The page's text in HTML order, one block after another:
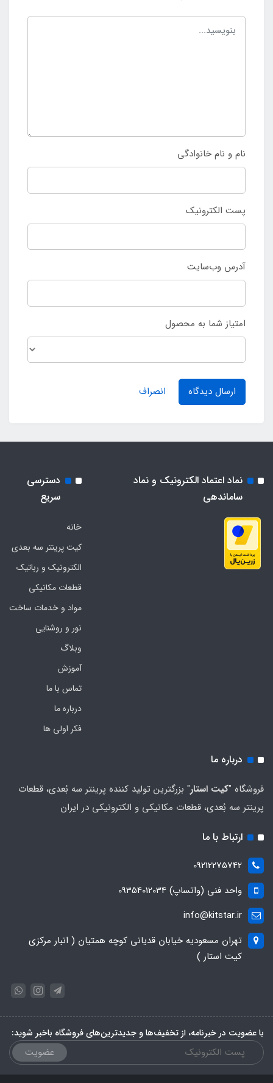
نام و نام خانوادگی
پست الکترونیک
آدرس وب‌سایت
امتیاز شما به محصول
ارسال دیدگاه انصراف
نماد اعتماد الکترونیک و نماد
ساماندهی
دسترسی
سریع
خانه
کیت پرینتر سه بعدی
الکترونیک و رباتیک
قطعات مکانیکی
مواد و خدمات ساخت
نور و روشنایی
وبلاگ
آموزش
تماس با ما
درباره ما
فکر اولی ها
درباره ما
فروشگاه "کیت استار" بزرگترین تولید کننده پرینتر سه بُعدی، قطعات
پرینتر سه بُعدی، قطعات مکانیکی و الکترونیکی در ایران
ارتباط با ما
09212275742
واحد فنی (واتساپ) 09354012034
info@kitstar.ir
تهران مسعودیه خیابان قدیانی کوچه همتیان ( انبار مرکزی
کیت استار )
با عضویت در خبرنامه، از تخفیف‌ها و جدیدترین‌های فروشگاه باخبر شوید:
عضویت